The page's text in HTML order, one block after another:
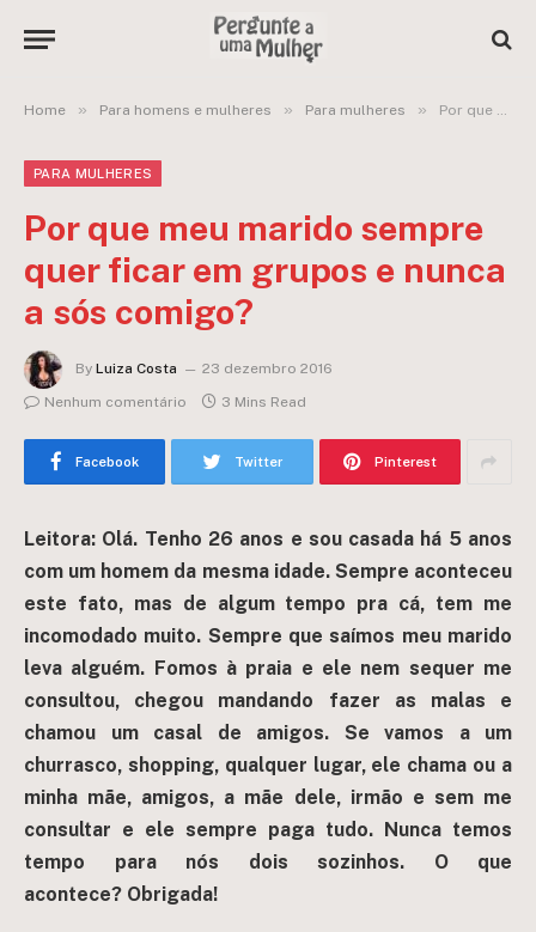
Home » Para homens e mulheres » Para mulheres » Por que meu marido sempre quer ficar em grupos e nunca a sós comigo?
PARA MULHERES
Por que meu marido sempre
quer ficar em grupos e nunca
a sós comigo?
By Luiza Costa
23 dezembro 2016
Nenhum comentário
3 Mins Read
Facebook Twitter Pinterest
Leitora: Olá. Tenho 26 anos e sou casada há 5 anos
com um homem da mesma idade. Sempre aconteceu
este fato, mas de algum tempo pra cá, tem me
incomodado muito. Sempre que saímos meu marido
leva alguém. Fomos à praia e ele nem sequer me
consultou, chegou mandando fazer as malas e
chamou um casal de amigos. Se vamos a um
churrasco, shopping, qualquer lugar, ele chama ou a
minha mãe, amigos, a mãe dele, irmão e sem me
consultar e ele sempre paga tudo. Nunca temos
tempo para nós dois sozinhos. O que
acontece? Obrigada!